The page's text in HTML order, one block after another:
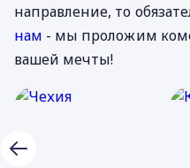
направление, то
нам - мы проложим
вашей мечты!